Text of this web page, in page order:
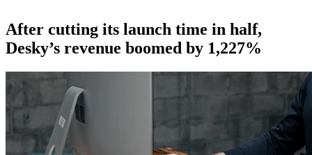
After cutting its launch time in half,
Desky’s revenue boomed by 1,227%